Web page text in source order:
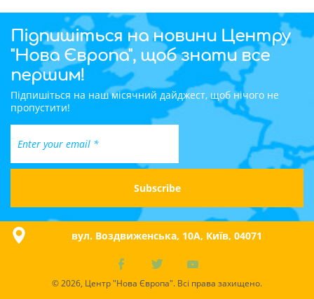
Підпишіться на новини Центру
"Нова Європа", щоб знати все
першим!
Підпишіться на наш місячний дайджест, щоб нічого не
пропустити!
вул. Воздвиженська, 10A, Київ, 04071
© 2026, Центр "Нова Європа". Всі права захищено.